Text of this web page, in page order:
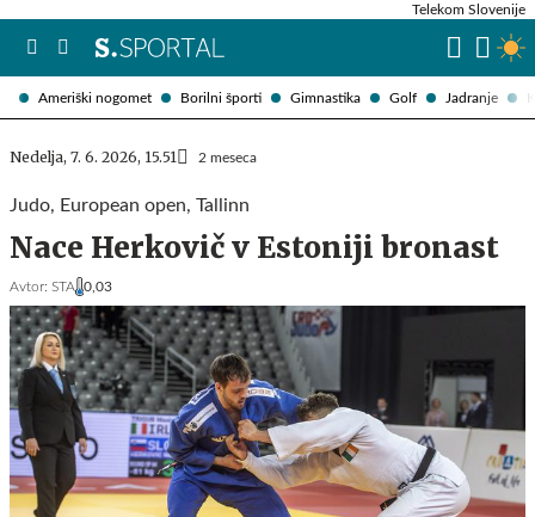
Ameriški nogomet Borilni športi Gimnastika Golf Jadranje
Telekom Slovenije
Nedelja, 7. 6. 2026, 15.51 2 meseca
Judo, European open, Tallinn
Nace Herkovič v Estoniji bronast
Avtor: STA 0,03